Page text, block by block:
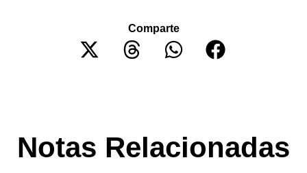
Comparte
Notas Relacionadas